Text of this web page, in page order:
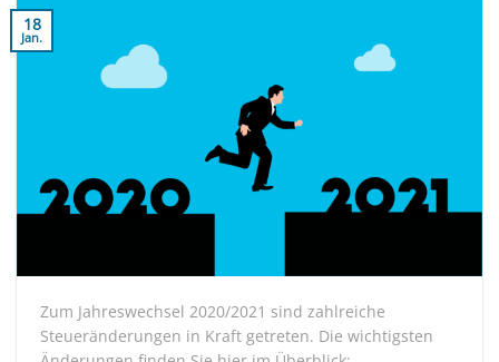
18
Jan.
Zum Jahreswechsel 2020/2021 sind zahlreiche
Steueränderungen in Kraft getreten. Die wichtigsten